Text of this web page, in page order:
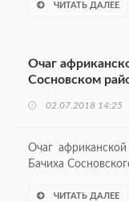
ЧИТАТЬ ДАЛЕЕ
Очаг
Сосновском
02.07.2018 14:25
Очаг
Бачиха
ЧИТАТЬ ДАЛЕЕ